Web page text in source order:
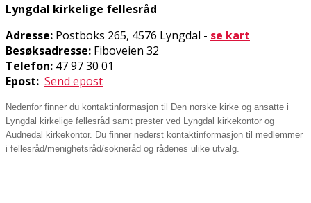
Lyngdal kirkelige fellesråd
Adresse: Postboks 265, 4576 Lyngdal - se kart
Besøksadresse: Fiboveien 32
Telefon: 47 97 30 01
Epost: Send epost
Nedenfor finner du kontaktinformasjon til Den norske kirke og ansatte i
Lyngdal kirkelige fellesråd samt prester ved Lyngdal kirkekontor og
Audnedal kirkekontor. Du finner nederst kontaktinformasjon til medlemmer
i fellesråd/menighetsråd/sokneråd og rådenes ulike utvalg.